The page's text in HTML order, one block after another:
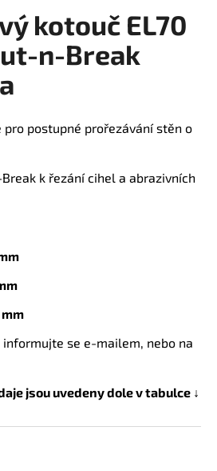
kotouč EL70
n-Break
postupné prořezávání stěn o
k řezání cihel a abrazivních
se e-mailem, nebo na
jsou uvedeny dole v tabulce ↓